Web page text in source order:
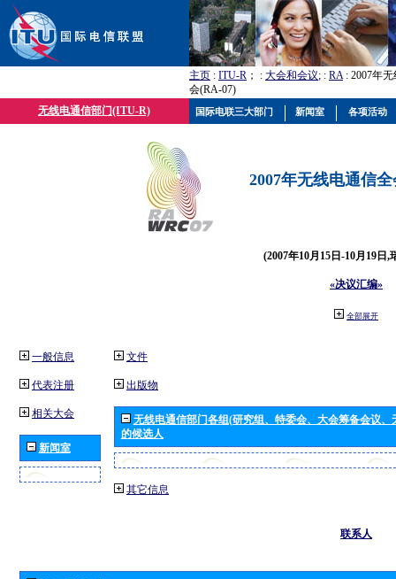
主页 : ITU-R ； : 大会和会议; : RA: 2007年
会(RA-07)
无线电通信部门(ITU-R)
2007年无线电通信
(2007年10月15日-10月19日,
«决议汇编»
全部展开
一般信息
代表注册
相关大会
新闻室
文件
出版物
无线电通信部门各组(研究组、特委会、大会筹备会议
的候选人
其它信息
联系人
国际电联三大部门 新闻室 各项活动